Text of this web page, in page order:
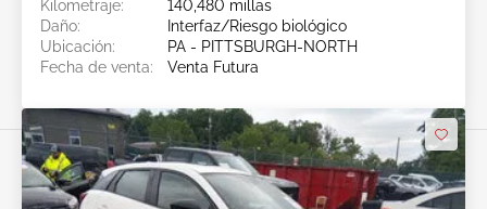
Kilometraje:
140,480 millas
Daño:
Interfaz/Riesgo biológico
Ubicación:
PA - PITTSBURGH-NORTH
Fecha de venta:
Venta Futura